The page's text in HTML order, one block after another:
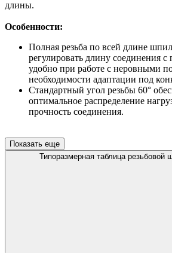
длины.
Особенности:
Полная резьба по всей длине
регулировать длину соединения
удобно при работе с неровными
необходимости адаптации под
Стандартный угол резьбы 60°
оптимальное распределение
прочность соединения.
Показать еще
Типоразмерная